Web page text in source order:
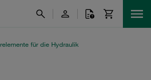
für die Hydraulik